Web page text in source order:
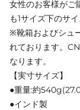
女性のお客様がご
も1サイズ下のサ
※靴箱およびシュ
れております。
なります。
【実寸サイズ】
●重量:約
●インド製